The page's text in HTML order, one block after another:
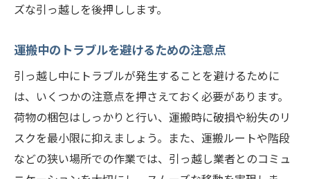
ズな引っ越しを後押しします。
運搬中のトラブルを避けるための注意点
引っ越し中にトラブルが発生することを避けるために
は、いくつかの注意点を押さえておく必要があります。
荷物の梱包はしっかりと行い、運搬時に破損や紛失のリ
スクを最小限に抑えましょう。また、運搬ルートや階段
などの狭い場所での作業では、引っ越し業者とのコミュ